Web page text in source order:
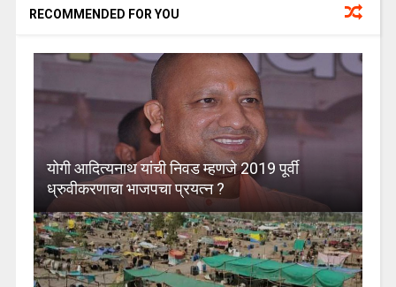
RECOMMENDED FOR YOU
योगी आदित्यनाथ यांची निवड म्हणजे 2019 पूर्वी
ध्रुवीकरणाचा भाजपचा प्रयत्न ?